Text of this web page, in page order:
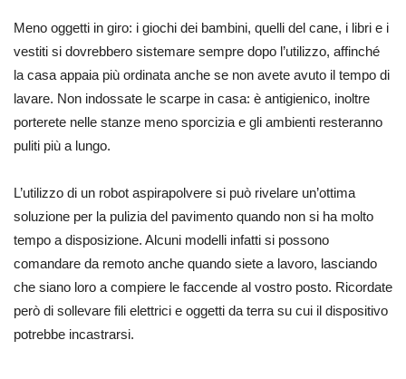
Meno oggetti in giro: i giochi dei bambini, quelli del cane, i libri e i
vestiti si dovrebbero sistemare sempre dopo l’utilizzo, affinché
la casa appaia più ordinata anche se non avete avuto il tempo di
lavare. Non indossate le scarpe in casa: è antigienico, inoltre
porterete nelle stanze meno sporcizia e gli ambienti resteranno
puliti più a lungo.
L’utilizzo di un robot aspirapolvere si può rivelare un’ottima
soluzione per la pulizia del pavimento quando non si ha molto
tempo a disposizione. Alcuni modelli infatti si possono
comandare da remoto anche quando siete a lavoro, lasciando
che siano loro a compiere le faccende al vostro posto. Ricordate
però di sollevare fili elettrici e oggetti da terra su cui il dispositivo
potrebbe incastrarsi.